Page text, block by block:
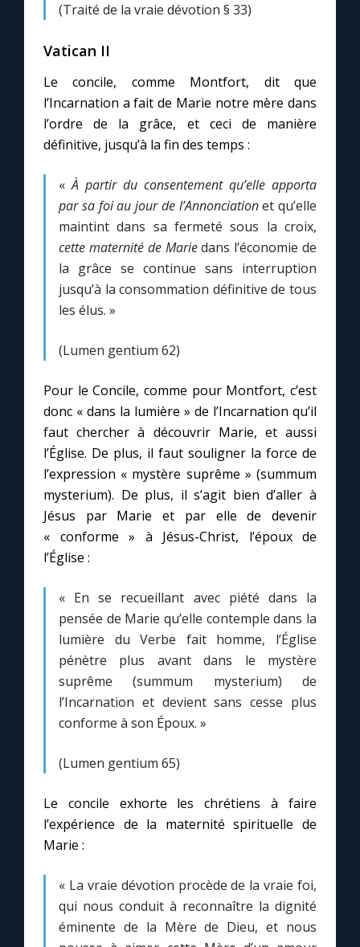
(Traité de la vraie dévotion § 33)
Vatican II
Le concile, comme Montfort, dit que
l’Incarnation a fait de Marie notre mère dans
l’ordre de la grâce, et ceci de manière
définitive, jusqu’à la fin des temps :
«À partir du consentement qu’elle apporta
par sa foi au jour de l’Annonciationet qu’elle
maintint dans sa fermeté sous la croix,
cette maternité de Mariedans l’économie de
la grâce se continue sans interruption
jusqu’à la consommation définitive de tous
les élus. »
(Lumen gentium 62)
Pour le Concile, comme pour Montfort, c’est
donc « dans la lumière » de l’Incarnation qu’il
faut chercher à découvrir Marie, et aussi
l’Église. De plus, il faut souligner la force de
l’expression « mystère suprême » (summum
mysterium). De plus, il s’agit bien d’aller à
Jésus par Marie et par elle de devenir
« conforme » à Jésus-Christ, l’époux de
l’Église :
« En se recueillant avec piété dans la
pensée de Marie qu’elle contemple dans la
lumière du Verbe fait homme, l’Église
pénètre plus avant dans le mystère
suprême (summum mysterium) de
l’Incarnation et devient sans cesse plus
conforme à son Époux. »
(Lumen gentium 65)
Le concile exhorte les chrétiens à faire
l’expérience de la maternité spirituelle de
Marie :
« La vraie dévotion procède de la vraie foi,
qui nous conduit à reconnaître la dignité
éminente de la Mère de Dieu, et nous